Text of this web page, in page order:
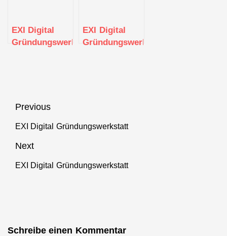
EXI Digital
Gründungswerkstatt
EXI Digital
Gründungswerkstatt
Beitragsnavigation
Previous
Previous
EXI Digital Gründungswerkstatt
Next
Next
EXI Digital Gründungswerkstatt
Schreibe einen Kommentar